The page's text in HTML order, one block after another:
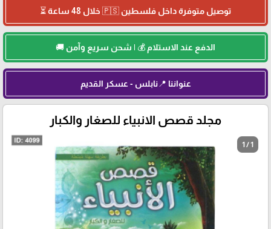
توصيل متوفرة داخل فلسطين 🇵🇸 خلال 48 ساعة ⏳
الدفع عند الاستلام 💰 | شحن سريع وآمن 🚚
عنواننا 📍نابلس - عسكر القديم
مجلد قصص الانبياء للصغار والكبار
1 / 1